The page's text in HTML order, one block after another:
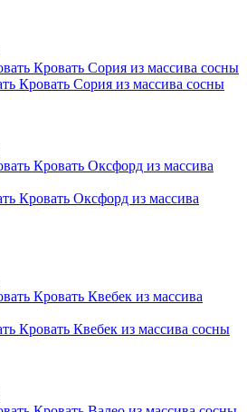
Кровать Сория из массива сосны
Кровать Оксфорд из массива
Кровать Квебек из массива сосны